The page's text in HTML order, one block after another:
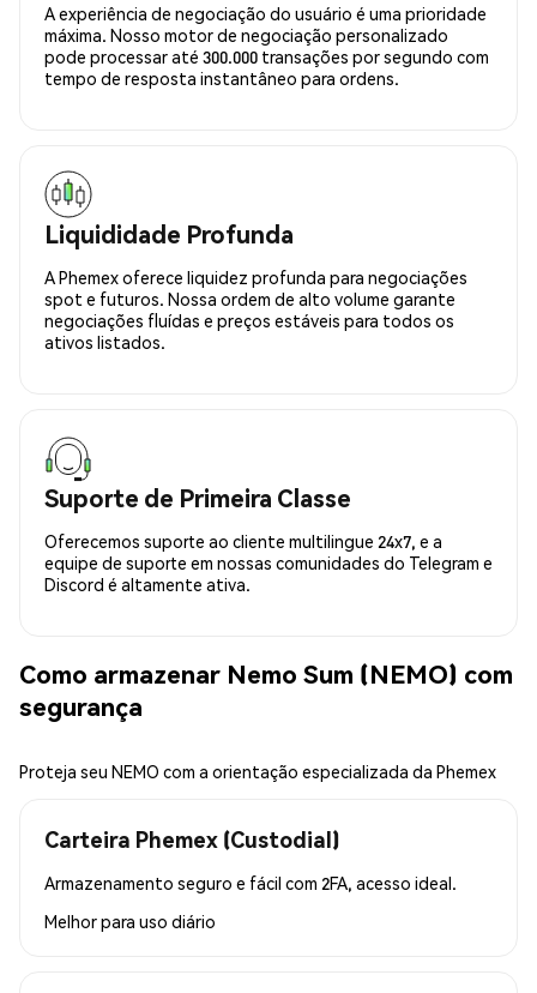
A experiência de negociação do usuário é uma prioridade
máxima. Nosso motor de negociação personalizado
pode processar até 300.000 transações por segundo com
tempo de resposta instantâneo para ordens.
Liquididade Profunda
A Phemex oferece liquidez profunda para negociações
spot e futuros. Nossa ordem de alto volume garante
negociações fluídas e preços estáveis para todos os
ativos listados.
Suporte de Primeira Classe
Oferecemos suporte ao cliente multilingue 24x7, e a
equipe de suporte em nossas comunidades do Telegram e
Discord é altamente ativa.
Como armazenar Nemo Sum (NEMO) com
segurança
Proteja seu NEMO com a orientação especializada da Phemex
Carteira Phemex (Custodial)
Armazenamento seguro e fácil com 2FA, acesso ideal.
Melhor para uso diário